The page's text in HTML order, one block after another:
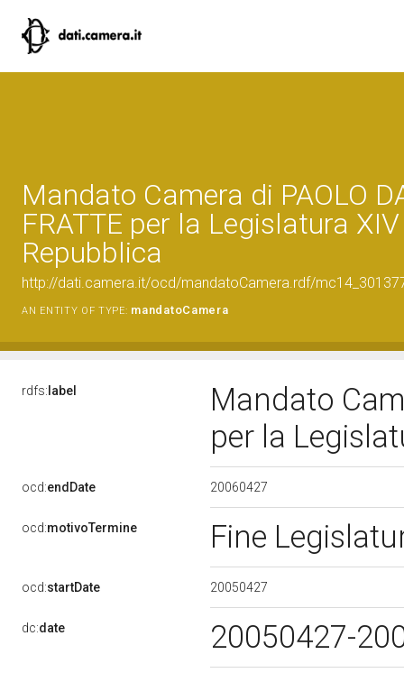
Mandato Camera di PAOLO
FRATTE per la Legislatura
Repubblica
http://dati.camera.it/ocd/mandatoCamera.rdf/
AN ENTITY OF TYPE: mandatoCamera
rdfs: label
Mandato
per la
ocd:endDate 20060427
ocd:motivoTermine Fine
ocd:startDate 20050427
dc:date 20050427-